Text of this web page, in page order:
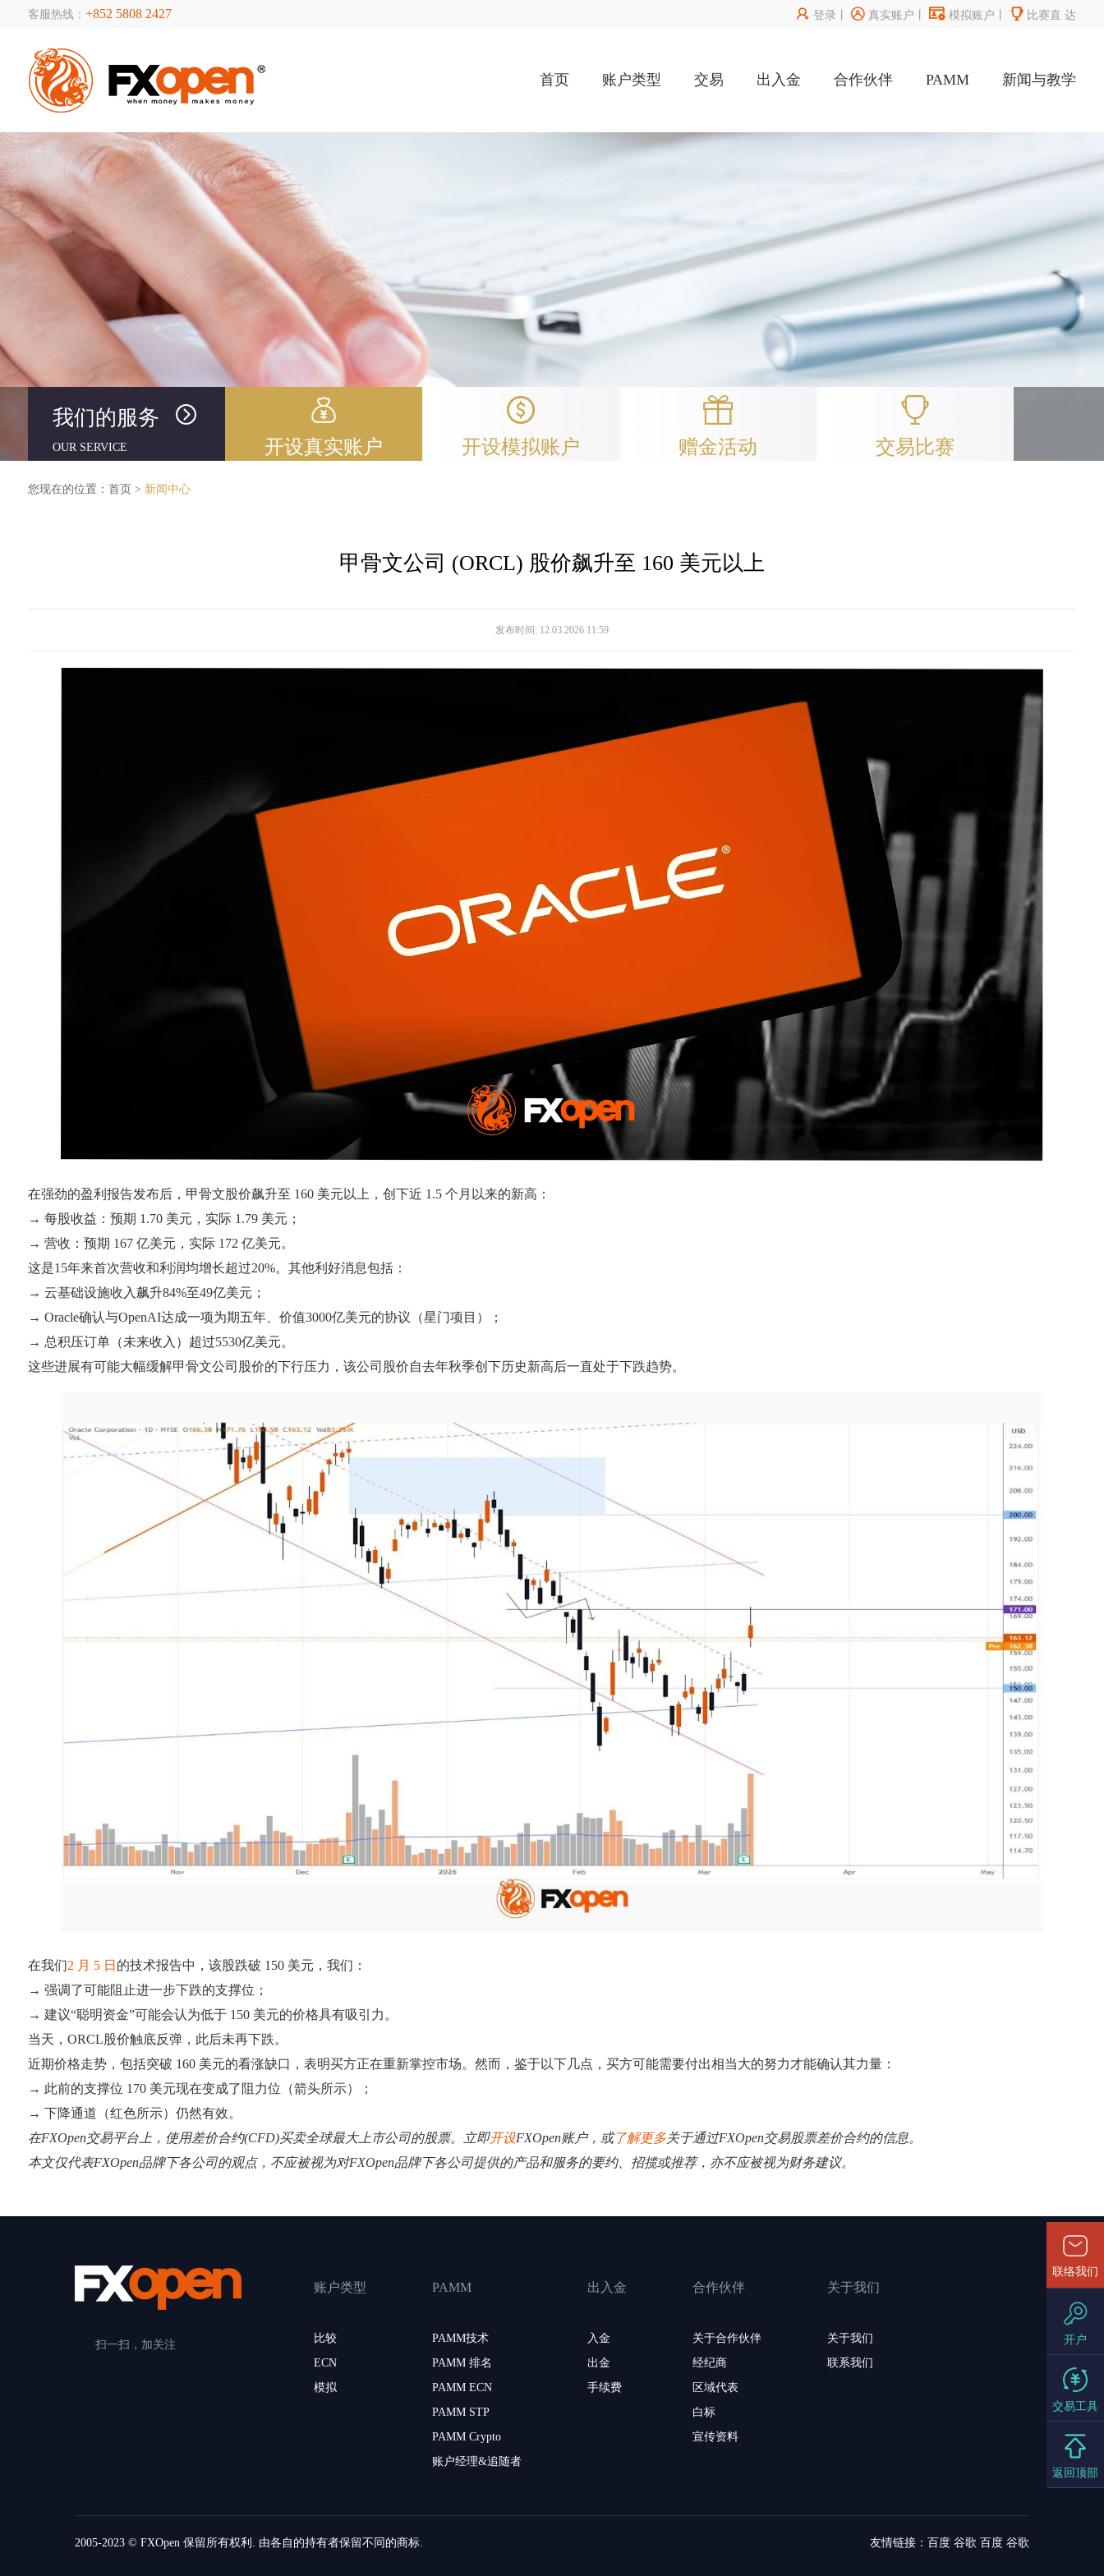
客服热线： +852 5808 2427  登录 丨 真实账户  模拟账户  比赛直 达
首页 账户类型 交易 出入金 合作伙伴 PAMM 新闻与教学
我们的服务
OUR SERVICE 开设真实账户 开设模拟账户 赠金活动 交易比赛
您现在的位置： 首页 > 新闻中心
甲骨文公司 (ORCL) 股价飙升至 160 美元以上
发布时间: 12.03.2026 11:59
在强劲的盈利报告发布后，甲骨文股价飙升至 160 美元以上，创下近 1.5 个月以来的新高：
→ 每股收益：预期 1.70 美元，实际 1.79 美元；
→ 营收：预期 167 亿美元，实际 172 亿美元。
这是15年来首次营收和利润均增长超过20%。其他利好消息包括：
→ 云基础设施收入飙升84%至49亿美元；
→ Oracle确认与OpenAI达成一项为期五年、价值3000亿美元的协议（星门项目）；
→ 总积压订单（未来收入）超过5530亿美元。
这些进展有可能大幅缓解甲骨文公司股价的下行压力，该公司股价自去年秋季创下历史新高后一直处于下跌趋势。
在我们2 月 5 日 的技术报告中，该股跌破 150 美元，我们：
→ 强调了可能阻止进一步下跌的支撑位；
→ 建议“聪明资金”可能会认为低于 150 美元的价格具有吸引力。
当天，ORCL股价触底反弹，此后未再下跌。
近期价格走势，包括突破 160 美元的看涨缺口，表明买方正在重新掌控市场。然而，鉴于以下几点，买方可能需要付出相当大的努力才能确认其力量：
→ 此前的支撑位 170 美元现在变成了阻力位（箭头所示）；
→ 下降通道（红色所示）仍然有效。
在FXOpen交易平台上，使用差价合约(CFD)买卖全球最大上市公司的股票。立即开设FXOpen账户，或了解更多关于通过FXOpen交易股票差价合约的信息。
本文仅代表FXOpen品牌下各公司的观点，不应被视为对FXOpen品牌下各公司提供的产品和服务的要约、招揽或推荐，亦不应被视为财务建议。
扫一扫，加关注
账户类型
比较
ECN
模拟
PAMM
PAMM技术
PAMM 排名
PAMM ECN
PAMM STP
PAMM Crypto
账户经理&追随者
出入金
入金
出金
手续费
合作伙伴
关于合作伙伴
经纪商
区域代表
白标
宣传资料
关于我们
关于我们
联系我们
2005-2023 © FXOpen 保留所有权利. 由各自的持有者保留不同的商标. 友情链接：百度 谷歌 百度 谷歌
联络我们
开户
交易工具
返回顶部